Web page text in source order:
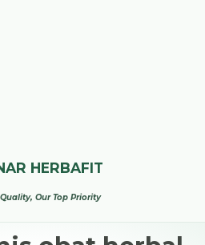
HERBAFIT
Our Top Priority